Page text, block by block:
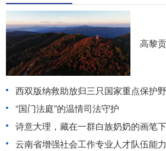
高黎
西双版纳救助放归三只国家重点保护
“国门法庭”的温情司法守护
诗意大理，藏在一群白族奶奶的画笔下
云南省增强社会工作专业人才队伍能